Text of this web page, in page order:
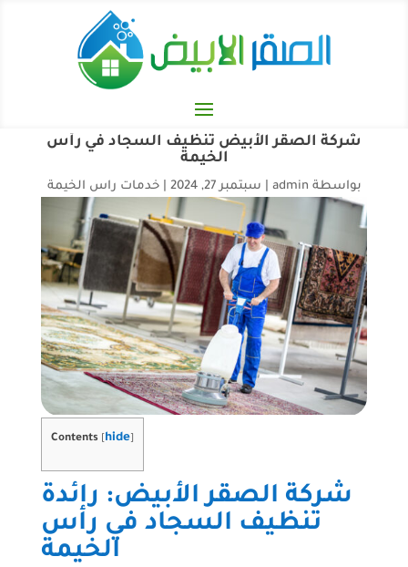
شركة الصقر الأبيض تنظيف السجاد في رأس
الخيمة
بواسطة admin سبتمبر 27, 2024 |خدمات راس الخيمة
Contents hide]
شركة الصقر الأبيض: رائدة
تنظيف السجاد في رأس
الخيمة